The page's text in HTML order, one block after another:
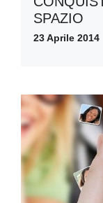
SPAZIO
23 Aprile 2014